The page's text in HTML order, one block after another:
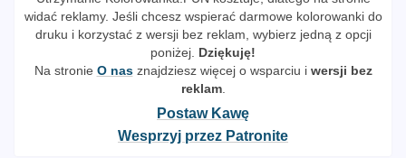
widać reklamy. Jeśli chcesz wspierać darmowe kolorowanki do
druku i korzystać z wersji bez reklam, wybierz jedną z opcji
poniżej. Dziękuję!
Na stronie O nasznajdziesz więcej o wsparciu i wersji bez
reklam.
Postaw Kawę
Wesprzyj przez Patronite